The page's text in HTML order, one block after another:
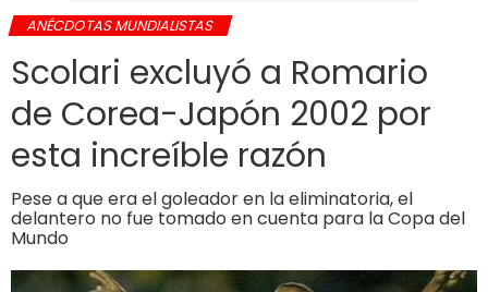
ANÉCDOTAS MUNDIALISTAS
Scolari excluyó a Romario
de Corea-Japón 2002 por
esta increíble razón
Pese a que era el goleador en la eliminatoria, el
delantero no fue tomado en cuenta para la Copa del
Mundo